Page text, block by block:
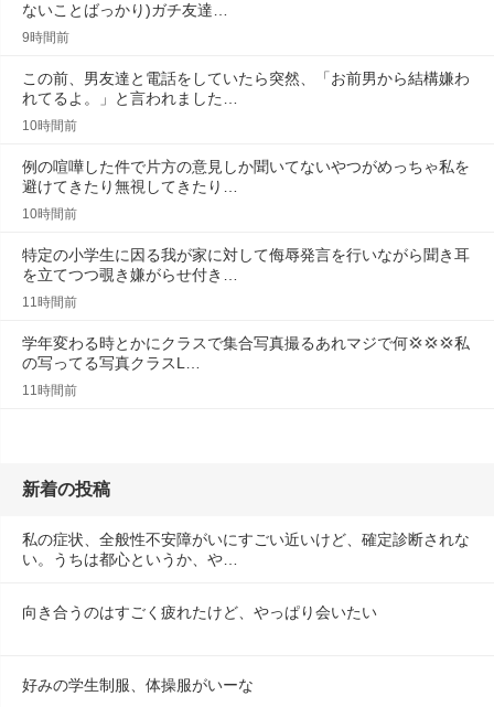
ないことばっかり)ガチ友達…
9時間前
この前、男友達と電話をしていたら突然、「お前男から結構嫌わ
れてるよ。」と言われました…
10時間前
例の喧嘩した件で片方の意見しか聞いてないやつがめっちゃ私を
避けてきたり無視してきたり…
10時間前
特定の小学生に因る我が家に対して侮辱発言を行いながら聞き耳
を立てつつ覗き嫌がらせ付き…
11時間前
学年変わる時とかにクラスで集合写真撮るあれマジで何💢💢‪💢‪私
の写ってる写真クラスL…
11時間前
新着の投稿
私の症状、全般性不安障がいにすごい近いけど、確定診断されな
い。うちは都心というか、や…
向き合うのはすごく疲れたけど、やっぱり会いたい
好みの学生制服、体操服がいーな